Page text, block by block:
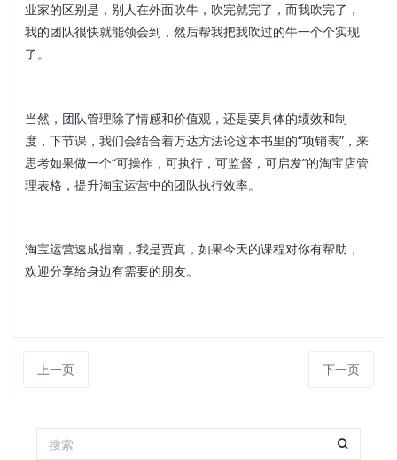
业家的区别是，别人在外面吹牛，吹完就完了，而我吹完了，
我的团队很快就能领会到，然后帮我把我吹过的牛一个个实现
了。
当然，团队管理除了情感和价值观，还是要具体的绩效和制
度，下节课，我们会结合着万达方法论这本书里的“项销表”，来
思考如果做一个“可操作，可执行，可监督，可启发”的淘宝店管
理表格，提升淘宝运营中的团队执行效率。
淘宝运营速成指南，我是贾真，如果今天的课程对你有帮助，
欢迎分享给身边有需要的朋友。
上一页 下一页